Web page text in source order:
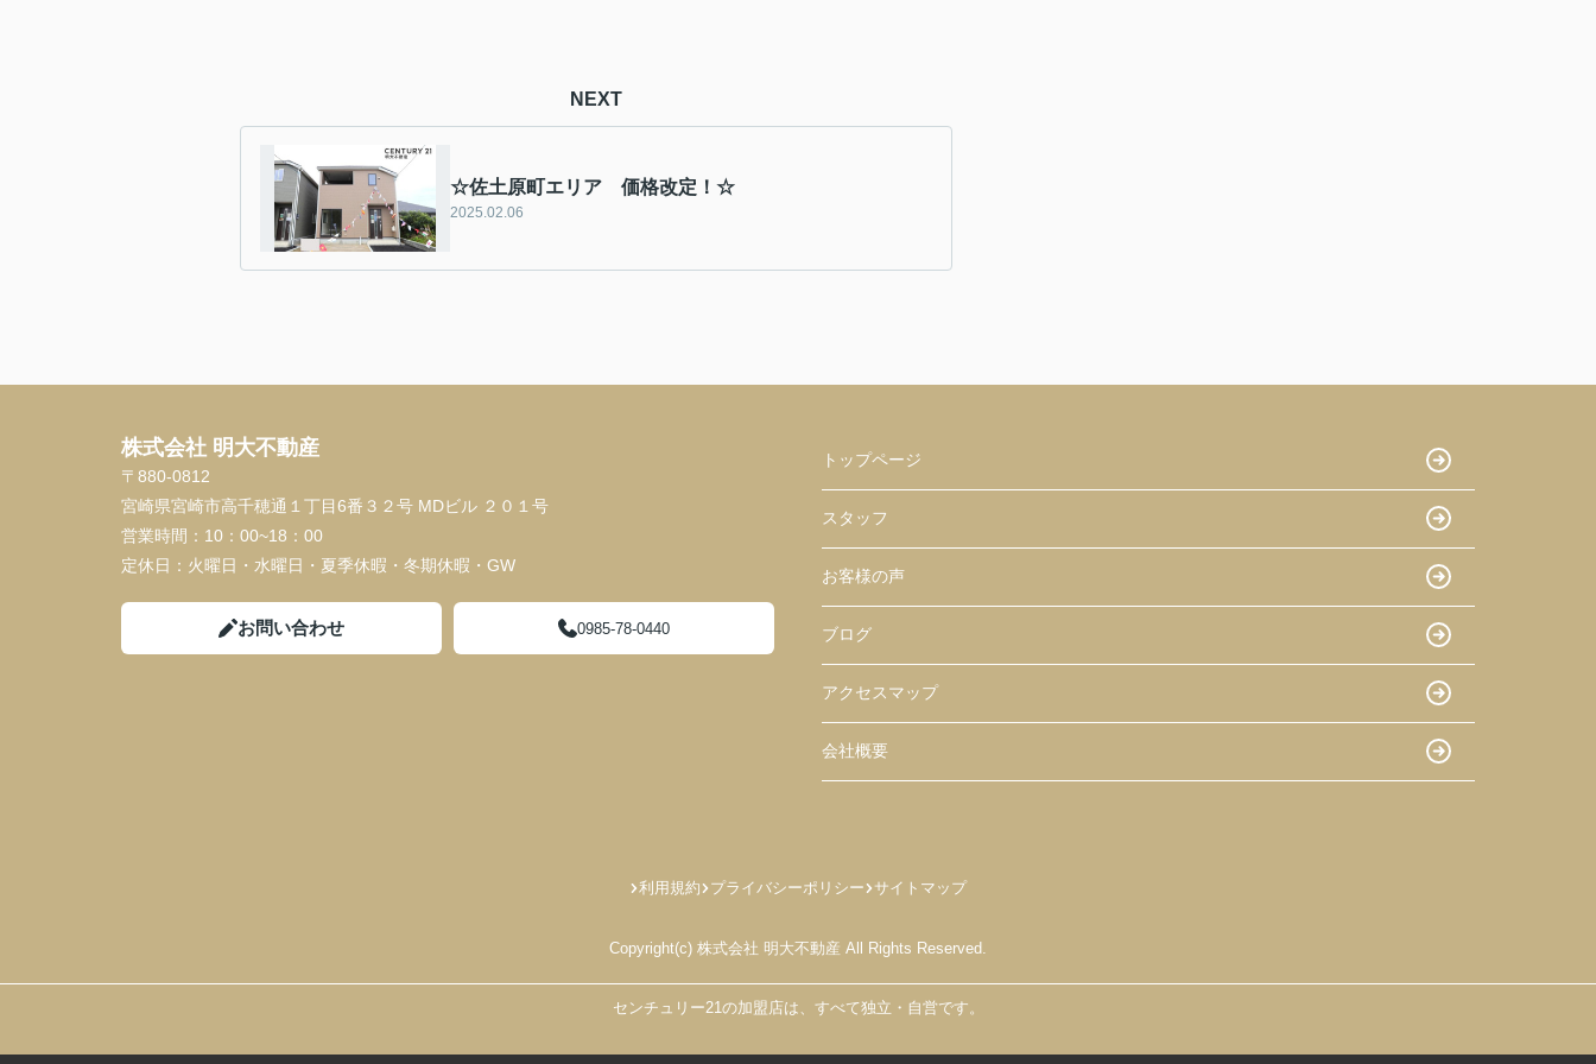
NEXT
☆佐土原町エリア 価格改定！☆
2025.02.06
株式会社 明大不動産
〒880-0812
宮崎県宮崎市高千穂通１丁目6番３２号 MDビル ２０１号
営業時間： 10：00~18：00
定休日： 火曜日・水曜日・夏季休暇・冬期休暇・GW
お問い合わせ 0985-78-0440
トップページ
スタッフ
お客様の声
ブログ
アクセスマップ
会社概要
利用規約 プライバシーポリシー サイトマップ
Copyright(c) 株式会社 明大不動産 All Rights Reserved.
センチュリー21の加盟店は、すべて独立・自営です。